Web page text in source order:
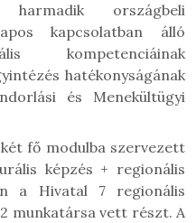
országbeli
kapcsolatban álló
kompetenciáinak
hatékonyságának
és Menekültügyi
fő modulba szervezett
képzés + regionális
a Hivatal 7 regionális
munkatársa vett részt. A